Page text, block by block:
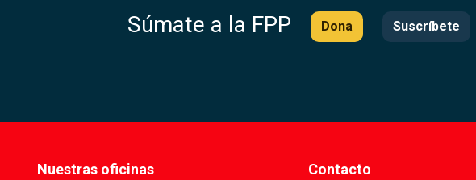
Súmate a la FPP
Dona Suscríbete
Nuestras oficinas Contacto